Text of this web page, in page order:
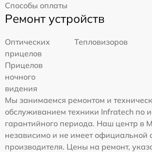
Способы оплаты
Ремонт устройств
Оптических
прицелов
Тепловизоров
Прицелов
ночного
видения
Мы занимаемся ремонтом и
обслуживанием техники Infratech по
гарантийного периода. Наш центр в
независимо и не имеет официальной
производителя. Цены на ремонт,